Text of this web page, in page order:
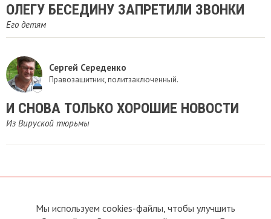
ОЛЕГУ БЕСЕДИНУ ЗАПРЕТИЛИ ЗВОНКИ
Его детям
Сергей Середенко
Правозащитник, политзаключенный.
И СНОВА ТОЛЬКО ХОРОШИЕ НОВОСТИ
Из Вируской тюрьмы
О сайте
Прямая связь с
Мы используем cookies-файлы, чтобы улучшить